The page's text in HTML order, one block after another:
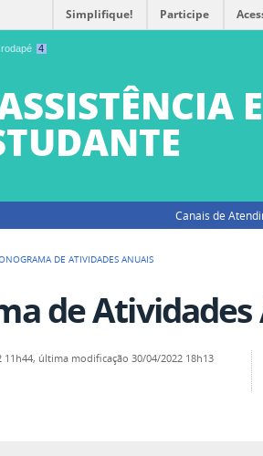
4
Simplifique! Participe
E
Canais de
DE ATIVIDADES ANUAIS
de Atividades
11h44, última modificação 30/04/2022 18h13